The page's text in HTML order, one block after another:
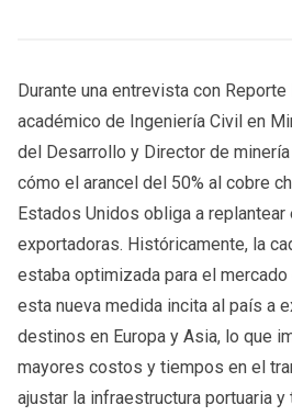
Durante una entrevista con Reporte
académico de Ingeniería Civil en
del Desarrollo y Director de
cómo el arancel del 50% al cobre
Estados Unidos obliga a
exportadoras. Históricamente, la
estaba optimizada para el
esta nueva medida incita al país a
destinos en Europa y Asia, lo que
mayores costos y tiempos en el
ajustar la infraestructura portuaria